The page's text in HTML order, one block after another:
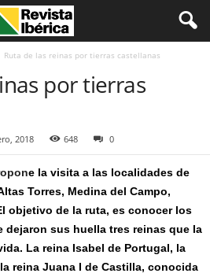
Ruta de las reinas por tierras castellanas
por tierras
2018 648 0
e la visita a las localidades de
Torres, Medina del Campo,
objetivo de la ruta, es conocer los
dejaron sus huella tres reinas que la
La reina Isabel de Portugal, la
reina Juana I de Castilla, conocida